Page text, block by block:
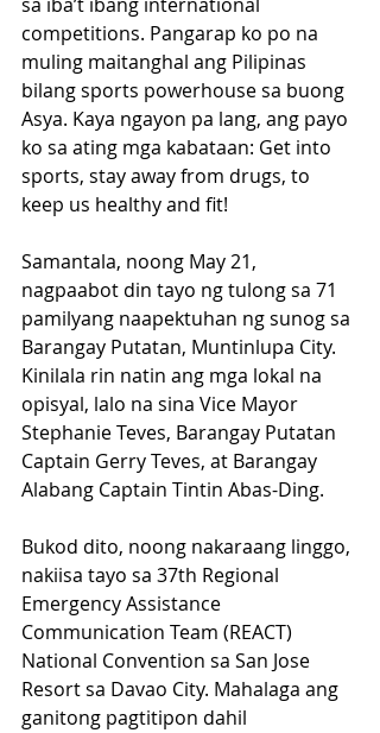
competitions. Pangarap ko po na
muling maitanghal ang Pilipinas
bilang sports powerhouse sa buong
Asya. Kaya ngayon pa lang, ang payo
ko sa ating mga kabataan: Get into
sports, stay away from drugs, to
keep us healthy and fit!
Samantala, noong May 21,
nagpaabot din tayo ng tulong sa 71
pamilyang naapektuhan ng sunog sa
Barangay Putatan, Muntinlupa City.
Kinilala rin natin ang mga lokal na
opisyal, lalo na sina Vice Mayor
Stephanie Teves, Barangay Putatan
Captain Gerry Teves, at Barangay
Alabang Captain Tintin Abas-Ding.
Bukod dito, noong nakaraang linggo,
nakiisa tayo sa 37th Regional
Emergency Assistance
Communication Team (REACT)
National Convention sa San Jose
Resort sa Davao City. Mahalaga ang
ganitong pagtitipon dahil